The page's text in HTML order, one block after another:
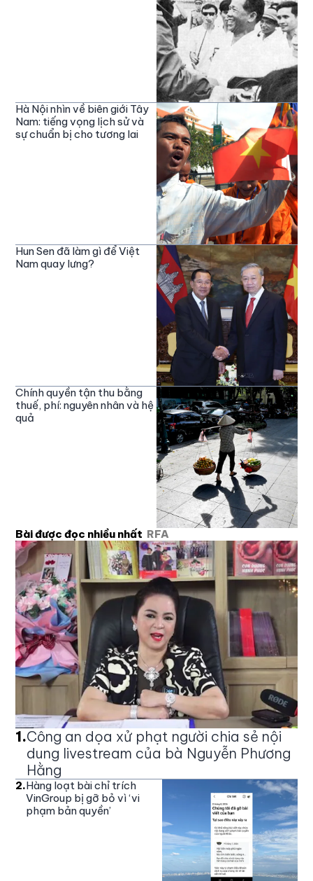
Hà Nội nhìn về biên giới Tây
Nam: tiếng vọng lịch sử và
sự chuẩn bị cho tương lai
Hun Sen đã làm gì để Việt
Nam quay lưng?
Chính quyền tận thu bằng
thuế, phí: nguyên nhân và hệ
quả
Bài được đọc nhiều nhất RFA
1.Công an dọa xử phạt người chia sẻ nội
dung livestream của bà Nguyễn Phương
Hằng
2.Hàng loạt bài chỉ trích
VinGroup bị gỡ bỏ vì ‘vi
phạm bản quyền’